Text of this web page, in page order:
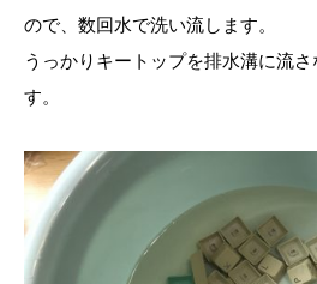
ので、数回水で洗い流します。
うっかりキートップを排水溝に流
す。